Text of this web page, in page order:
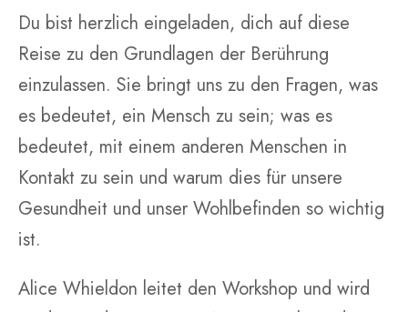
Du bist herzlich eingeladen, dich auf diese
Reise zu den Grundlagen der Berührung
einzulassen. Sie bringt uns zu den Fragen, was
es bedeutet, ein Mensch zu sein; was es
bedeutet, mit einem anderen Menschen in
Kontakt zu sein und warum dies für unsere
Gesundheit und unser Wohlbefinden so wichtig
ist.
Alice Whieldon leitet den Workshop und wird